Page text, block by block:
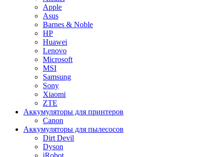
Apple
Asus
Barnes & Noble
HP
Huawei
Lenovo
Microsoft
MSI
Samsung
Sony
Xiaomi
ZTE
Аккумуляторы для принтеров
Canon
Аккумуляторы для пылесосов
Dirt Devil
Dyson
iRobot